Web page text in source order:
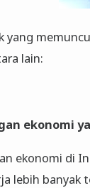
yang
lain:
ekonomi
ekonomi di
lebih banyak